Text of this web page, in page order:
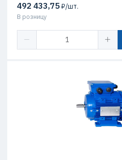
492 433,75₽/шт.
В розницу